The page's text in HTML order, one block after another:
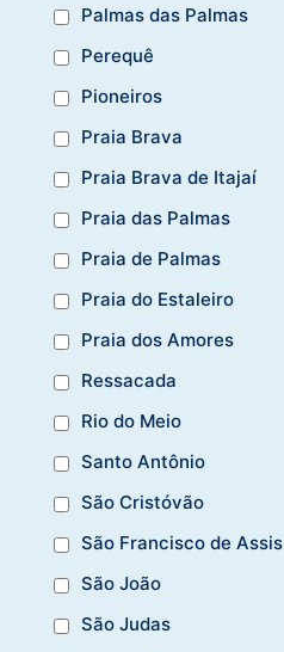
Palmas das Palmas
Perequê
Pioneiros
Praia Brava
Praia Brava de Itajaí
Praia das Palmas
Praia de Palmas
Praia do Estaleiro
Praia dos Amores
Ressacada
Rio do Meio
Santo Antônio
São Cristóvão
São Francisco de Assis
São João
São Judas